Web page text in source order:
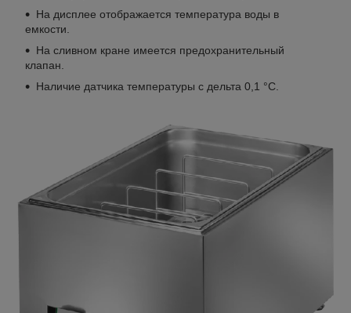
На дисплее отображается температура воды в
емкости.
На сливном кране имеется предохранительный
клапан.
Наличие датчика температуры с дельта 0,1 °C.